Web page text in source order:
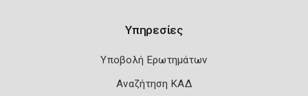
Υπηρεσίες
Υποβολή Ερωτημάτων
Αναζήτηση ΚΑΔ